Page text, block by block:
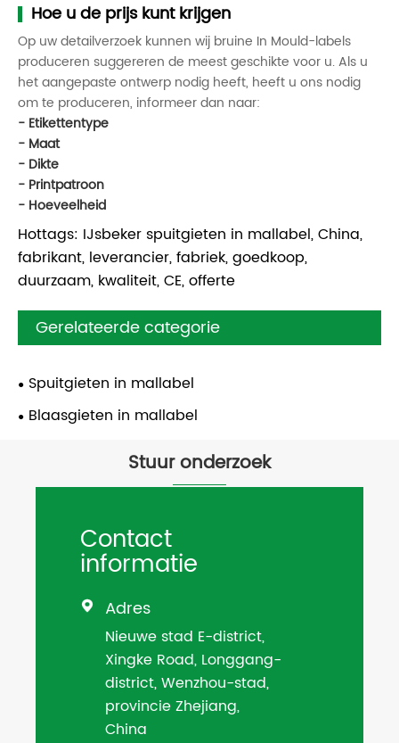
Hoe u de prijs kunt krijgen
Op uw detailverzoek kunnen wij bruine In Mould-labels
produceren suggereren de meest geschikte voor u. Als u
het aangepaste ontwerp nodig heeft, heeft u ons nodig
om te produceren, informeer dan naar:
- Etikettentype
- Maat
- Dikte
- Printpatroon
- Hoeveelheid
Hottags: IJsbeker spuitgieten in mallabel, China,
fabrikant, leverancier, fabriek, goedkoop,
duurzaam, kwaliteit, CE, offerte
Gerelateerde categorie
Spuitgieten in mallabel
Blaasgieten in mallabel
Stuur onderzoek
Contact
informatie
 Adres
Nieuwe stad E-district,
Xingke Road, Longgang-
district, Wenzhou-stad,
provincie Zhejiang,
China